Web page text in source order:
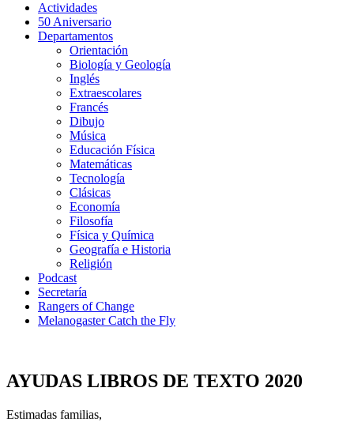
Actividades
50 Aniversario
Departamentos
Orientación
Biología y Geología
Inglés
Extraescolares
Francés
Dibujo
Música
Educación Física
Matemáticas
Tecnología
Clásicas
Economía
Filosofía
Física y Química
Geografía e Historia
Religión
Podcast
Secretaría
Rangers of Change
Melanogaster Catch the Fly
AYUDAS LIBROS DE TEXTO 2020
Estimadas familias,